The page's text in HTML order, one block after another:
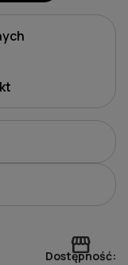
storefront
Dostępność: